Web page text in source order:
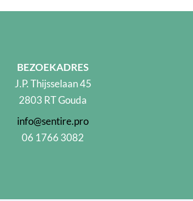
BEZOEKADRES
J.P. Thijsselaan 45
2803 RT Gouda
info@sentire.pro
06 1766 3082